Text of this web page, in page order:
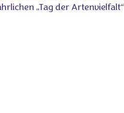
„Tag der Artenvielfalt“